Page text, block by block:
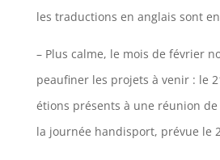
les traductions en anglais sont
– Plus calme, le mois de février
peaufiner les projets à venir : le
étions présents à une réunion
la journée handisport, prévue le